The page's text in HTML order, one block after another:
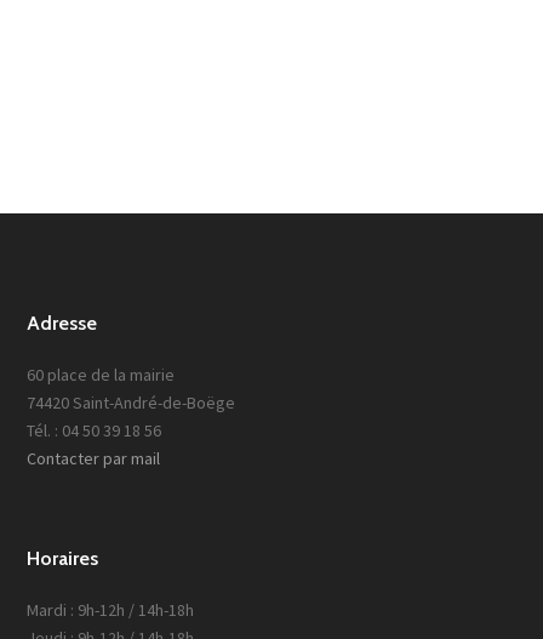
Adresse
60 place de la mairie
74420 Saint-André-de-Boëge
Tél. : 04 50 39 18 56
Contacter par mail
Horaires
Mardi : 9h-12h / 14h-18h